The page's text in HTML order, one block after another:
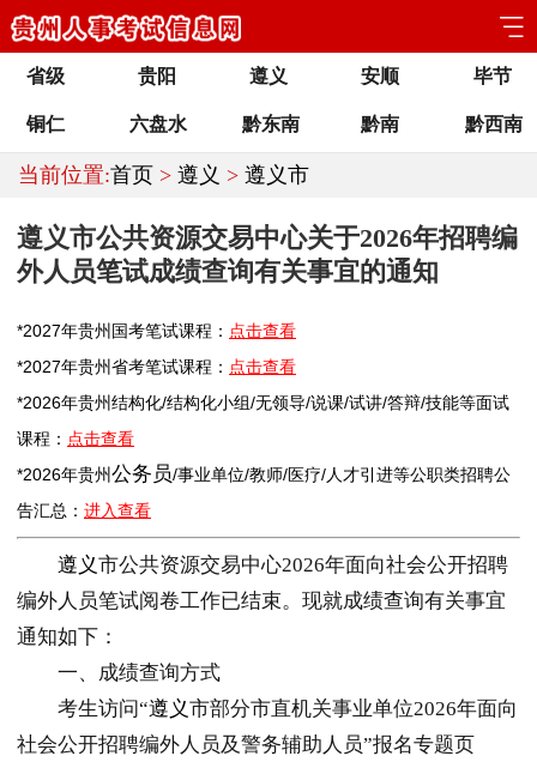
省级 贵阳 遵义 安顺 毕节
铜仁 六盘水 黔东南 黔南 黔西南
当前位置:首页 > 遵义 > 遵义市
遵义市公共资源交易中心关于2026年招聘编
外人员笔试成绩查询有关事宜的通知
*2027年贵州 国考笔试课程： 点击查看
*2027年贵州省考笔试课程： 点击查看
*2026年贵州结构化/结构化小组/无领导/说课/试讲/答辩/技能等面试
课程： 点击查看
*2026年贵州公务员/事业单位/教师/医疗/人才引进等公职类招聘公
告汇总： 进入查看
遵义市公共资源交易中心2026年面向社会公开招聘
编外人员笔试阅卷工作已结束。现就成绩查询有关事宜
通知如下：
一、成绩查询方式
考生访问“遵义市部分市直机关事业单位2026年面向
社会公开招聘编外人员及警务辅助人员”报名专题页